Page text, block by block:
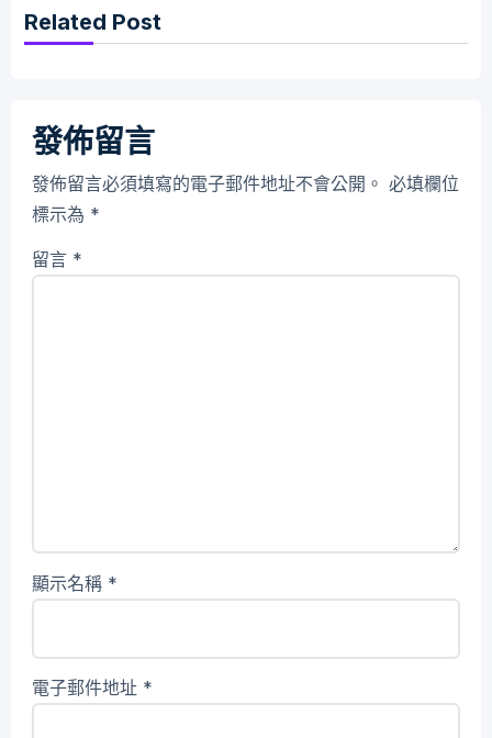
Related Post
發佈留言
發佈留言必須填寫的電子郵件地址不會公開。 必填欄位
標示為 *
留言 *
顯示名稱 *
電子郵件地址 *